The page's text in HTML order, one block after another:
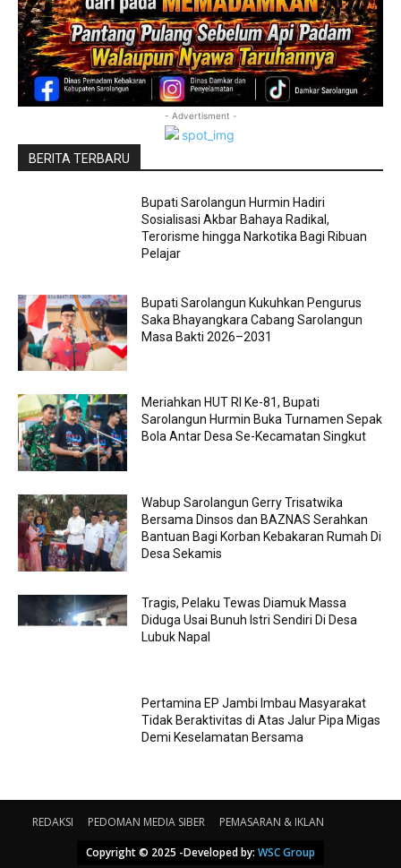
- Advertisment -
BERITA TERBARU
Bupati Sarolangun Hurmin Hadiri
Sosialisasi Akbar Bahaya Radikal,
Terorisme hingga Narkotika Bagi Ribuan
Pelajar
Bupati Sarolangun Kukuhkan Pengurus
Saka Bhayangkara Cabang Sarolangun
Masa Bakti 2026–2031
Meriahkan HUT RI Ke-81, Bupati
Sarolangun Hurmin Buka Turnamen Sepak
Bola Antar Desa Se-Kecamatan Singkut
Wabup Sarolangun Gerry Trisatwika
Bersama Dinsos dan BAZNAS Serahkan
Bantuan Bagi Korban Kebakaran Rumah Di
Desa Sekamis
Tragis, Pelaku Tewas Diamuk Massa
Diduga Usai Bunuh Istri Sendiri Di Desa
Lubuk Napal
Pertamina EP Jambi Imbau Masyarakat
Tidak Beraktivitas di Atas Jalur Pipa Migas
Demi Keselamatan Bersama
REDAKSI PEDOMAN MEDIA SIBER
PEMASARAN & IKLAN
Copyright © 2025 -Developed by: WSC Group